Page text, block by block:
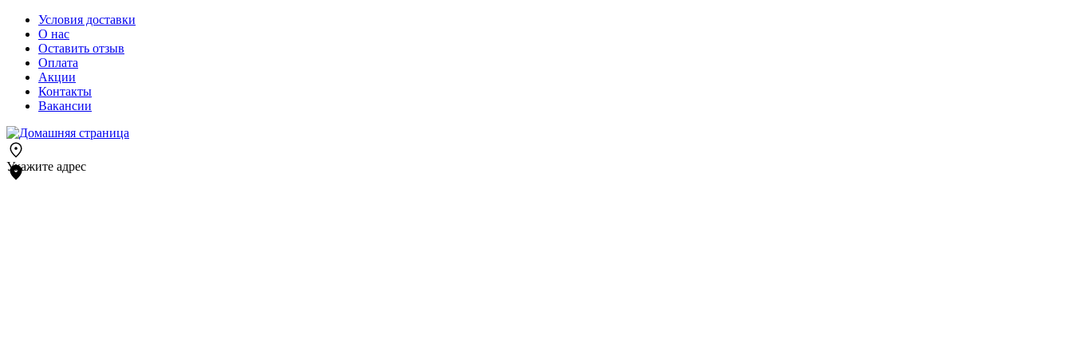
Условия доставки
О нас
Оставить отзыв
Оплата
Акции
Контакты
Вакансии
Укажите адрес